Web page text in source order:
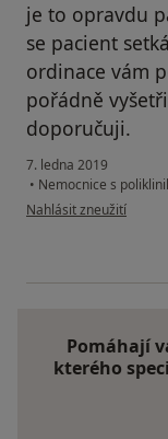
je to opravdu
se pacient
ordinace vám
pořádně
doporučuji.
7. ledna 2019
• Nemocnice s
podle názoru uživatele
Nahlásit zneužití
Pomáhají
kterého